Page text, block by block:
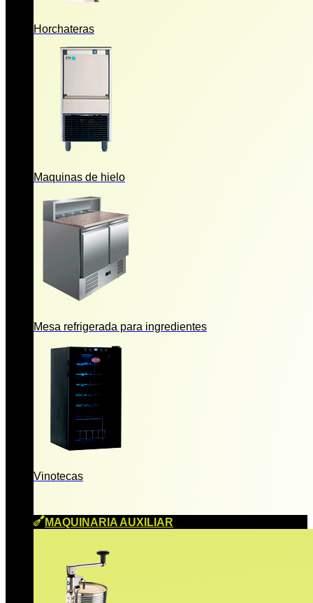
Horchateras
Maquinas de hielo
Mesa refrigerada para ingredientes
Vinotecas
MAQUINARIA AUXILIAR